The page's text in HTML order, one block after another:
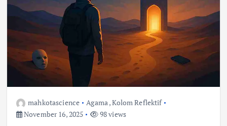
mahkotascience Agama,Kolom Reflektif
November 16, 2025
98 views